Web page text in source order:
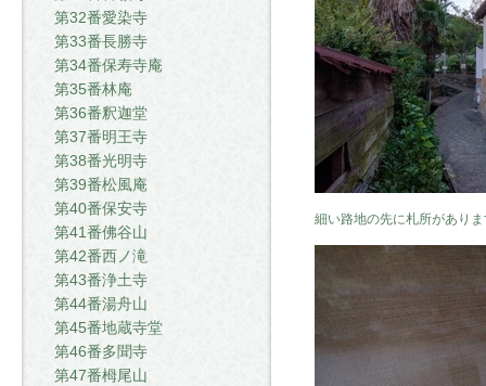
細い路地の先に札所があり
第32番愛染寺
第33番長勝寺
第34番保寿寺庵
第35番林庵
第36番釈迦堂
第37番明王寺
第38番光明寺
第39番松風庵
第40番保安寺
第41番佛谷山
第42番西ノ滝
第43番浄土寺
第44番湯舟山
第45番地蔵寺堂
第46番多聞寺
第47番栂尾山